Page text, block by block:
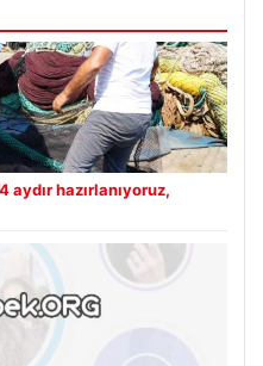
aydır hazırlanıyoruz,